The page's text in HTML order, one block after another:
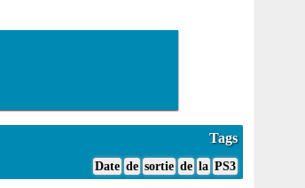
Tags
Date de sortie de la PS3